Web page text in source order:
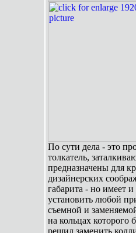
По сути дела - это
толкатель,
предназначены для
дизайнерских
габарита - но имеет
установить любой
съемной и
на кольцах которого
решил заменить